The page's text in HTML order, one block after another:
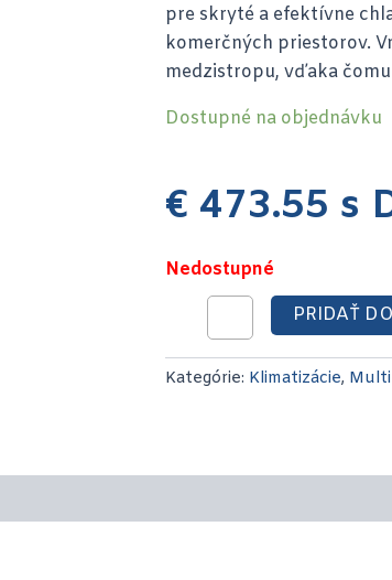
pre skryté a efektívne
komerčných priestorov.
medzistropu, vďaka
Dostupné na objednávku
€ 473.55 s
Nedostupné
PRIDAŤ
Kategórie: Klimatizácie,